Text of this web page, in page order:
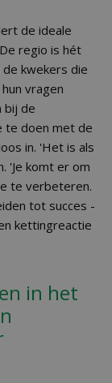
de ideale
regio is hét
kwekers die
vragen
bij de
te doen met de
in. 'Het is als
'Je komt er om
te verbeteren.
tot succes -
kettingreactie
in het